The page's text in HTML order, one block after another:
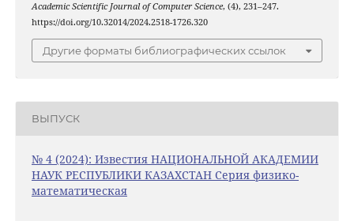
Academic Scientific Journal of Computer Science, (4), 231–247.
https://doi.org/10.32014/2024.2518-1726.320
Другие форматы библиографических ссылок
ВЫПУСК
№ 4 (2024): Известия НАЦИОНАЛЬНОЙ АКАДЕМИИ
НАУК РЕСПУБЛИКИ КАЗАХСТАН Серия физико-
математическая